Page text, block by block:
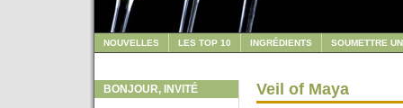
NOUVELLES LES TOP 10 INGRÉDIENTS SOUMETTRE
BONJOUR, INVITÉ Veil of Maya